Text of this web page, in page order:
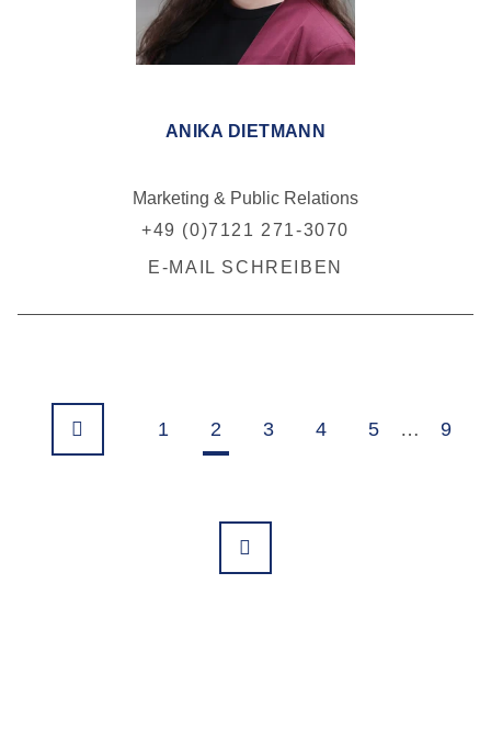
ANIKA DIETMANN
Marketing & Public Relations
+49 (0)7121 271-3070
E-MAIL SCHREIBEN
Vorherige
1 2 3 4 5 … 9
Nächste